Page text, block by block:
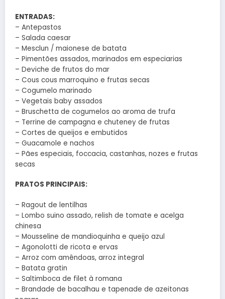
ENTRADAS:
– Antepastos
– Salada caesar
– Mesclun / maionese de batata
– Pimentões assados, marinados em especiarias
– Deviche de frutos do mar
– Cous cous marroquino e frutas secas
– Cogumelo marinado
– Vegetais baby assados
– Bruschetta de cogumelos ao aroma de trufa
– Terrine de campagna e chuteney de frutas
– Cortes de queijos e embutidos
– Guacamole e nachos
– Pães especiais, foccacia, castanhas, nozes e frutas
secas
PRATOS PRINCIPAIS:
– Ragout de lentilhas
– Lombo suino assado, relish de tomate e acelga
chinesa
– Mousseline de mandioquinha e queijo azul
– Agonolotti de ricota e ervas
– Arroz com amêndoas, arroz integral
– Batata gratin
– Saltimboca de filet à romana
– Brandade de bacalhau e tapenade de azeitonas